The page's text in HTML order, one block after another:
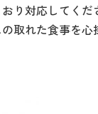
り対応してくだ
取れた食事を心